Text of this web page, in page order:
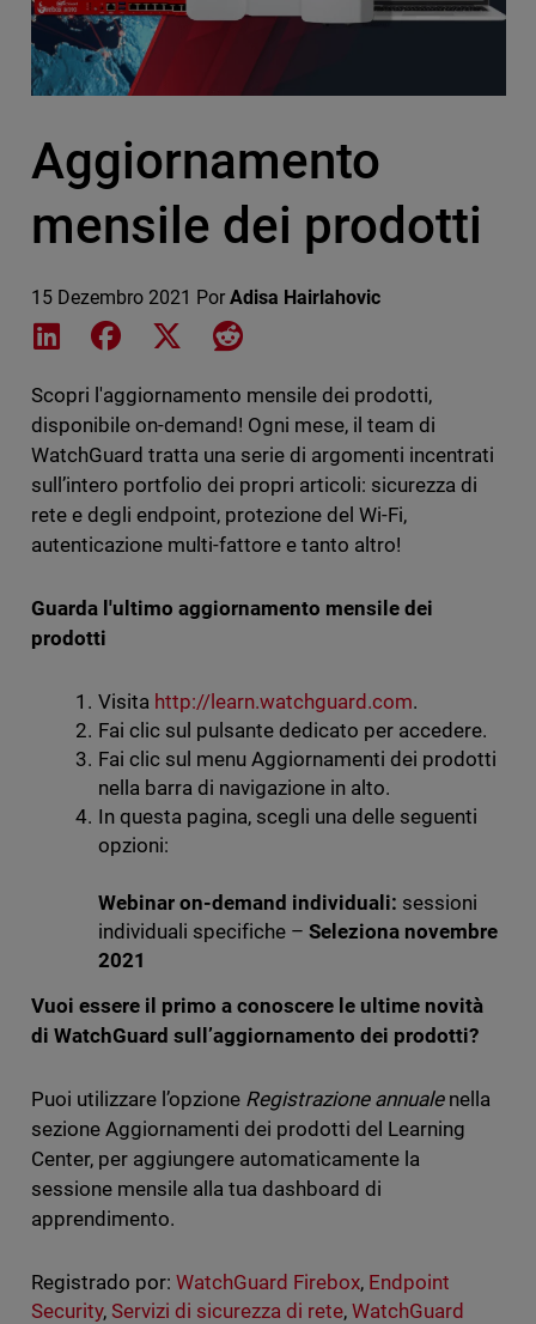
Aggiornamento
mensile dei prodotti
15 Dezembro 2021 Por Adisa Hairlahovic
Share on LinkedIn
Share on Facebook
Share on XShare on Reddit
Scopri l'aggiornamento mensile dei prodotti,
disponibile on-demand! Ogni mese, il team di
WatchGuard tratta una serie di argomenti incentrati
sull’intero portfolio dei propri articoli: sicurezza di
rete e degli endpoint, protezione del Wi-Fi,
autenticazione multi-fattore e tanto altro!
Guarda l'ultimo aggiornamento mensile dei
prodotti
Visita http://learn.watchguard.com.
Fai clic sul pulsante dedicato per accedere.
Fai clic sul menu Aggiornamenti dei prodotti
nella barra di navigazione in alto.
In questa pagina, scegli una delle seguenti
opzioni:
Webinar on-demand individuali: sessioni
individuali specifiche – Seleziona novembre
2021
Vuoi essere il primo a conoscere le ultime novità
di WatchGuard sull’aggiornamento dei prodotti?
Puoi utilizzare l’opzione Registrazione annualenella
sezione Aggiornamenti dei prodotti del Learning
Center, per aggiungere automaticamente la
sessione mensile alla tua dashboard di
apprendimento.
Registrado por: WatchGuard Firebox, Endpoint
Security, Servizi di sicurezza di rete,WatchGuard